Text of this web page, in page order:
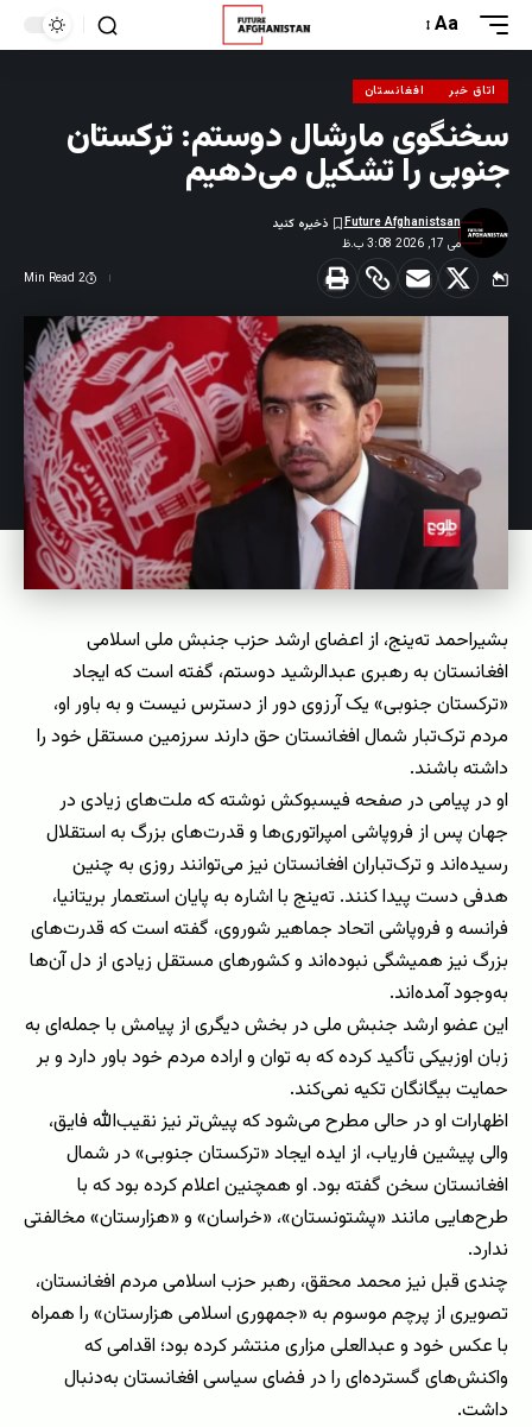
Aa
اتاق خبر افغانستان
سخنگوی مارشال دوستم: ترکستان
جنوبی را تشکیل می‌دهیم
می 17, 2026 3:08 ب.ظ
Future Afghanistsan
2 Min Read
بشیراحمد ته‌ینج، از اعضای ارشد حزب جنبش ملی اسلامی
افغانستان به رهبری عبدالرشید دوستم، گفته است که ایجاد
«ترکستان جنوبی» یک آرزوی دور از دسترس نیست و به باور او،
مردم ترک‌تبار شمال افغانستان حق دارند سرزمین مستقل خود را
داشته باشند.
او در پیامی در صفحه فیسبوکش نوشته که ملت‌های زیادی در
جهان پس از فروپاشی امپراتوری‌ها و قدرت‌های بزرگ به استقلال
رسیده‌اند و ترک‌تباران افغانستان نیز می‌توانند روزی به چنین
هدفی دست پیدا کنند. ته‌ینج با اشاره به پایان استعمار بریتانیا،
فرانسه و فروپاشی اتحاد جماهیر شوروی، گفته است که قدرت‌های
بزرگ نیز همیشگی نبوده‌اند و کشورهای مستقل زیادی از دل آن‌ها
به‌وجود آمده‌اند.
این عضو ارشد جنبش ملی در بخش دیگری از پیامش با جمله‌ای به
زبان اوزبیکی تأکید کرده که به توان و اراده مردم خود باور دارد و بر
حمایت بیگانگان تکیه نمی‌کند.
اظهارات او در حالی مطرح می‌شود که پیش‌تر نیز نقیب‌الله فایق،
والی پیشین فاریاب، از ایده ایجاد «ترکستان جنوبی» در شمال
افغانستان سخن گفته بود. او همچنین اعلام کرده بود که با
طرح‌هایی مانند «پشتونستان»، «خراسان» و «هزارستان» مخالفتی
ندارد.
چندی قبل نیز محمد محقق، رهبر حزب اسلامی مردم افغانستان،
تصویری از پرچم موسوم به «جمهوری اسلامی هزارستان» را همراه
با عکس خود و عبدالعلی مزاری منتشر کرده بود؛ اقدامی که
واکنش‌های گسترده‌ای را در فضای سیاسی افغانستان به‌دنبال
داشت.